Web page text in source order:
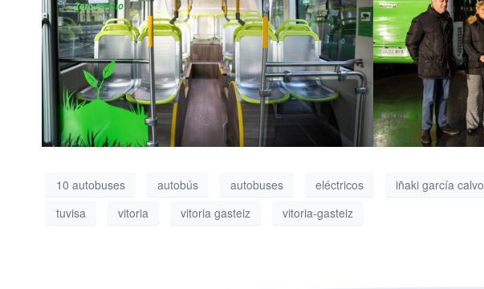
10 autobuses autobús autobuses eléctricos iñaki garcía calvo
tuvisa
vitoria vitoria gasteiz vitoria-gasteiz